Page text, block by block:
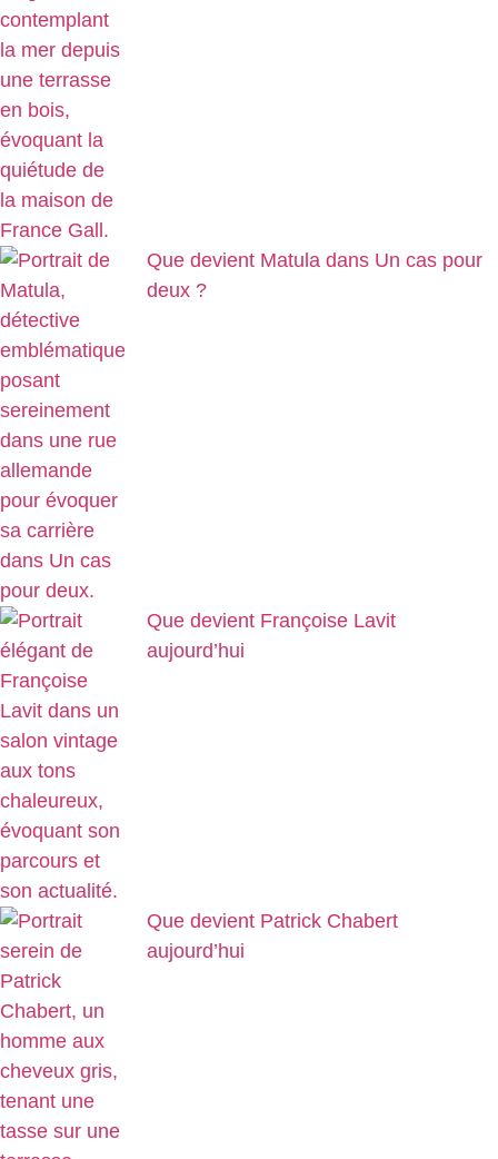
Que devient Matula dans Un cas pour
deux ?
Que devient Françoise Lavit
aujourd’hui
Que devient Patrick Chabert
aujourd’hui